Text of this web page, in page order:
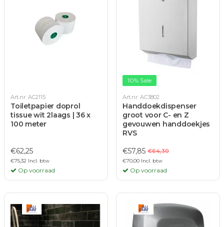
Art.nr. AC2115
Toiletpapier doprol
tissue wit 2laags | 36 x
100 meter
€62,25
€75,32 Incl. btw
Op voorraad
10% Sale
Art.nr. AC3802
Handdoekdispenser
groot voor C- en Z
gevouwen handdoekjes
RVS
€57,85 €64,30
€70,00 Incl. btw
Op voorraad